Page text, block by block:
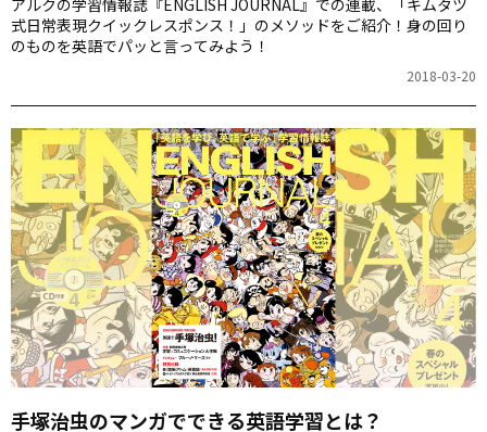
アルクの学習情報誌『ENGLISH JOURNAL』での連載、「キムタツ
式日常表現クイックレスポンス！」のメソッドをご紹介！身の回り
のものを英語でパッと言ってみよう！
2018-03-20
手塚治虫のマンガでできる英語学習とは？